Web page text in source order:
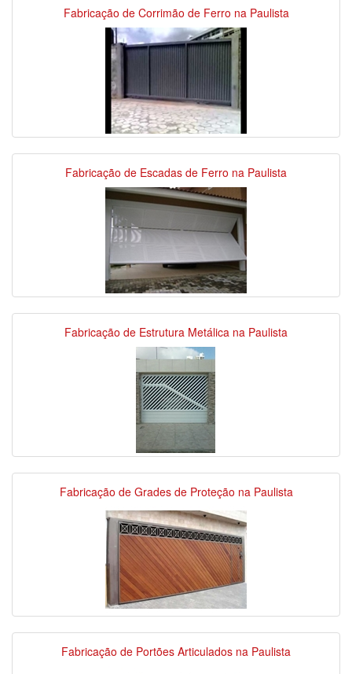
Fabricação de Corrimão de Ferro na Paulista
Fabricação de Escadas de Ferro na Paulista
Fabricação de Estrutura Metálica na Paulista
Fabricação de Grades de Proteção na Paulista
Fabricação de Portões Articulados na Paulista